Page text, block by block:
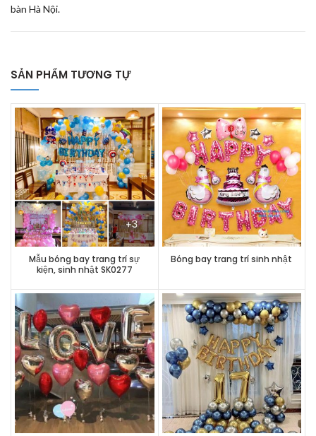
bàn Hà Nội.
SẢN PHẨM TƯƠNG TỰ
Mẫu bóng bay trang trí sự
kiện, sinh nhật SK0277
Bóng bay trang trí sinh nhật